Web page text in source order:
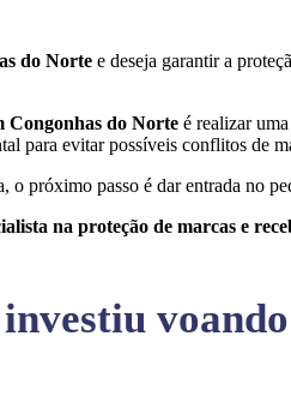
do Norte e deseja garantir a
Congonhas do Norte é realizar
para evitar possíveis conflitos de
próximo passo é dar entrada no
na proteção de marcas e